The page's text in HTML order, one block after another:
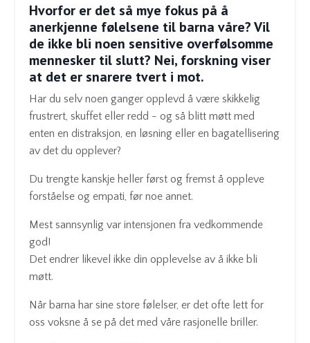
Hvorfor er det så mye fokus på å
anerkjenne følelsene til barna våre? Vil
de ikke bli noen sensitive overfølsomme
mennesker til slutt? Nei, forskning viser
at det er snarere tvert i mot.
Har du selv noen ganger opplevd å være skikkelig
frustrert, skuffet eller redd - og så blitt møtt med
enten en distraksjon, en løsning eller en bagatellisering
av det du opplever?
Du trengte kanskje heller først og fremst å oppleve
forståelse og empati, før noe annet.
Mest sannsynlig var intensjonen fra vedkommende
god!
Det endrer likevel ikke din opplevelse av å ikke bli
møtt.
Når barna har sine store følelser, er det ofte lett for
oss voksne å se på det med våre rasjonelle briller.